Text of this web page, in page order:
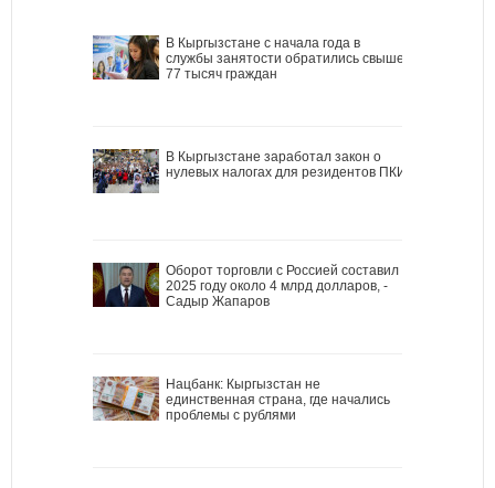
В Кыргызстане с начала года в
службы занятости обратились свыше
77 тысяч граждан
В Кыргызстане заработал закон о
нулевых налогах для резидентов ПКИ
Оборот торговли с Россией составил в
2025 году около 4 млрд долларов, -
Садыр Жапаров
Нацбанк: Кыргызстан не
единственная страна, где начались
проблемы с рублями